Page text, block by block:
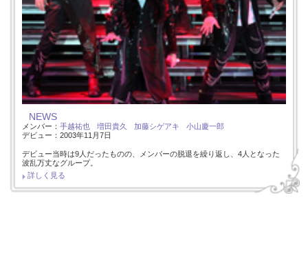
NEWS
メンバー： 手越祐也 増田貴久 加藤シゲアキ
小山慶一郎
デビュー：2003年11月7日
デビュー当時は9人だったものの、メンバーの脱退を繰り返し、4人となった
波乱万丈なグループ。
詳しく見る